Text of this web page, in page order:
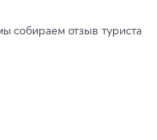
собираем отзыв туриста